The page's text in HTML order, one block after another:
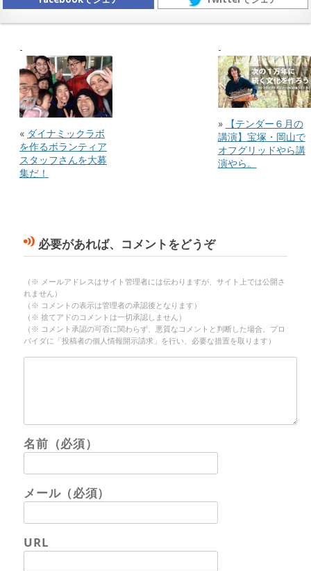
« ダイナミックラボ
を作るボランティア
スタッフさんを大募
集だ！
»
【テンダー６月の
講演】宝塚・岡山で
オフグリッドやら講
演やら。
必要があれば、コメントをどうぞ
（※ メールアドレスはサイト管理者には伝わりますが、サイト上では公開さ
れません）
（※ コメントの表示は管理者の承認後となります）
（※ 捨てアドのコメントは一切承認しません）
（※ コメント承認の可否に関わらず、悪質なコメントと判断した場合、プロ
バイダに「投稿者の個人情報開示請求」を行い、必要な措置を取ります）
名前（必須）
メール（必須）
URL